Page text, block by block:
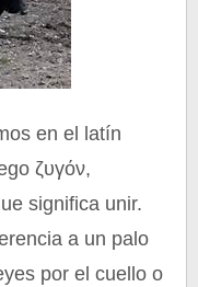
en el latín
ζυγόν,
significa unir.
a un palo
por el cuello o